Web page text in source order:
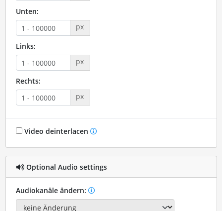
Unten:
px
Links:
px
Rechts:
px
Video deinterlacen
Optional Audio settings
Audiokanäle ändern: